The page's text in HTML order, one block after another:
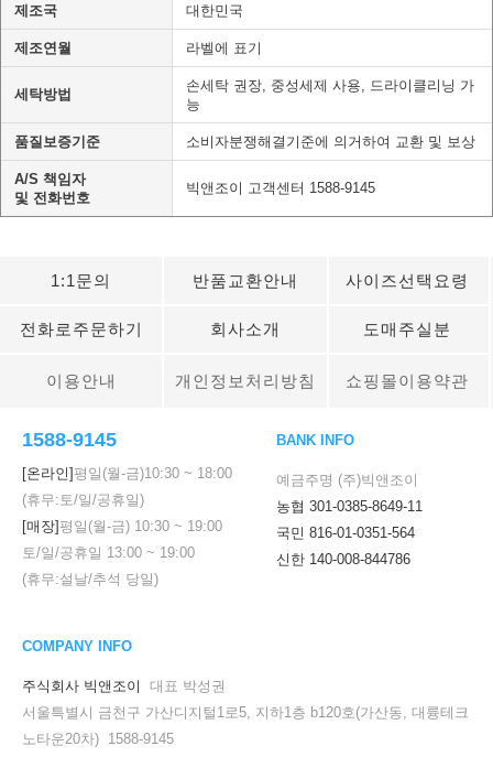
제조국 대한민국
제조연월 라벨에 표기
세탁방법
손세탁 권장, 중성세제 사용, 드라이클리닝 가
능
품질보증기준 소비자분쟁해결기준에 의거하여 교환 및 보상
A/S 책임자
및 전화번호
빅앤조이 고객센터 1588-9145
1:1문의 반품교환안내 사이즈선택요령
전화로주문하기 회사소개 도매주실분
이용안내 개인정보처리방침 쇼핑몰이용약관
1588-9145
[온라인]평일(월-금)10:30 ~ 18:00
(휴무:토/일/공휴일)
[매장]평일(월-금) 10:30 ~ 19:00
토/일/공휴일 13:00 ~ 19:00
(휴무:설날/추석 당일)
BANK INFO
예금주명 (주)빅앤조이
농협 301-0385-8649-11
국민 816-01-0351-564
신한 140-008-844786
COMPANY INFO
주식회사 빅앤조이
대표 박성권
서울특별시 금천구 가산디지털1로5, 지하1층 b120호(가산동, 대륭테크
노타운20차) 1588-9145